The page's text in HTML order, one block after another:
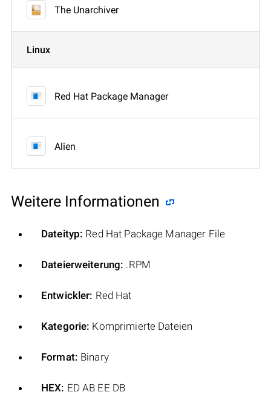
The Unarchiver
Linux
Red Hat Package Manager
Alien
Weitere Informationen
Dateityp: Red Hat Package Manager File
Dateierweiterung: .RPM
Entwickler: Red Hat
Kategorie: Komprimierte Dateien
Format: Binary
HEX: ED AB EE DB